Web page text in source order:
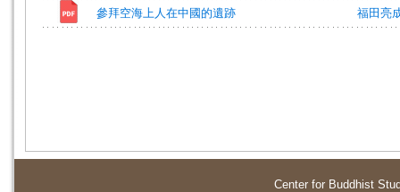
參拜空海上人在中國的遺跡 福田亮
Center for Buddhist